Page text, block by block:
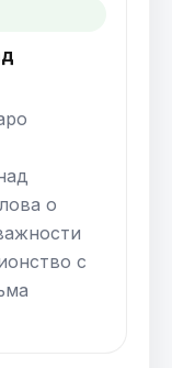
о
с